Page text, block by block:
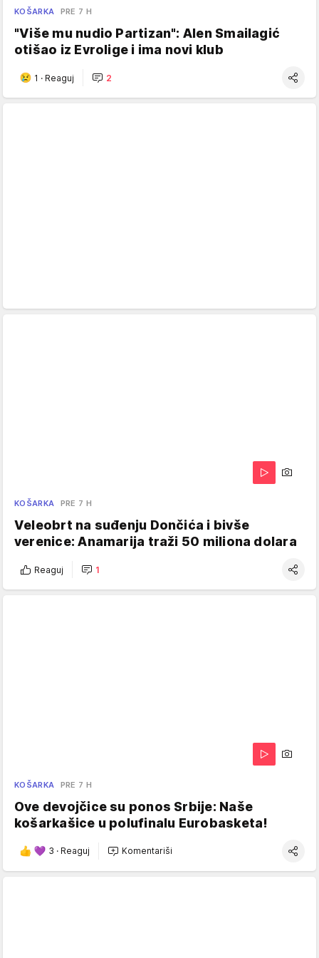
KOŠARKA PRE 7 H
"Više mu nudio Partizan": Alen Smailagić
otišao iz Evrolige i ima novi klub
1 · Reaguj 2
KOŠARKA PRE 7 H
Veleobrt na suđenju Dončića i bivše
verenice: Anamarija traži 50 miliona dolara
Reaguj 1
KOŠARKA PRE 7 H
Ove devojčice su ponos Srbije: Naše
košarkašice u polufinalu Eurobasketa!
3 · Reaguj Komentariši